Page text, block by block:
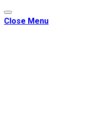
Close Menu